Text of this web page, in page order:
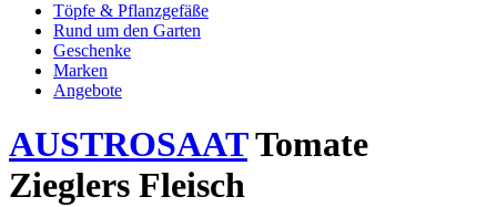
Töpfe & Pflanzgefäße
Rund um den Garten
Geschenke
Marken
Angebote
AUSTROSAATTomate
Zieglers Fleisch